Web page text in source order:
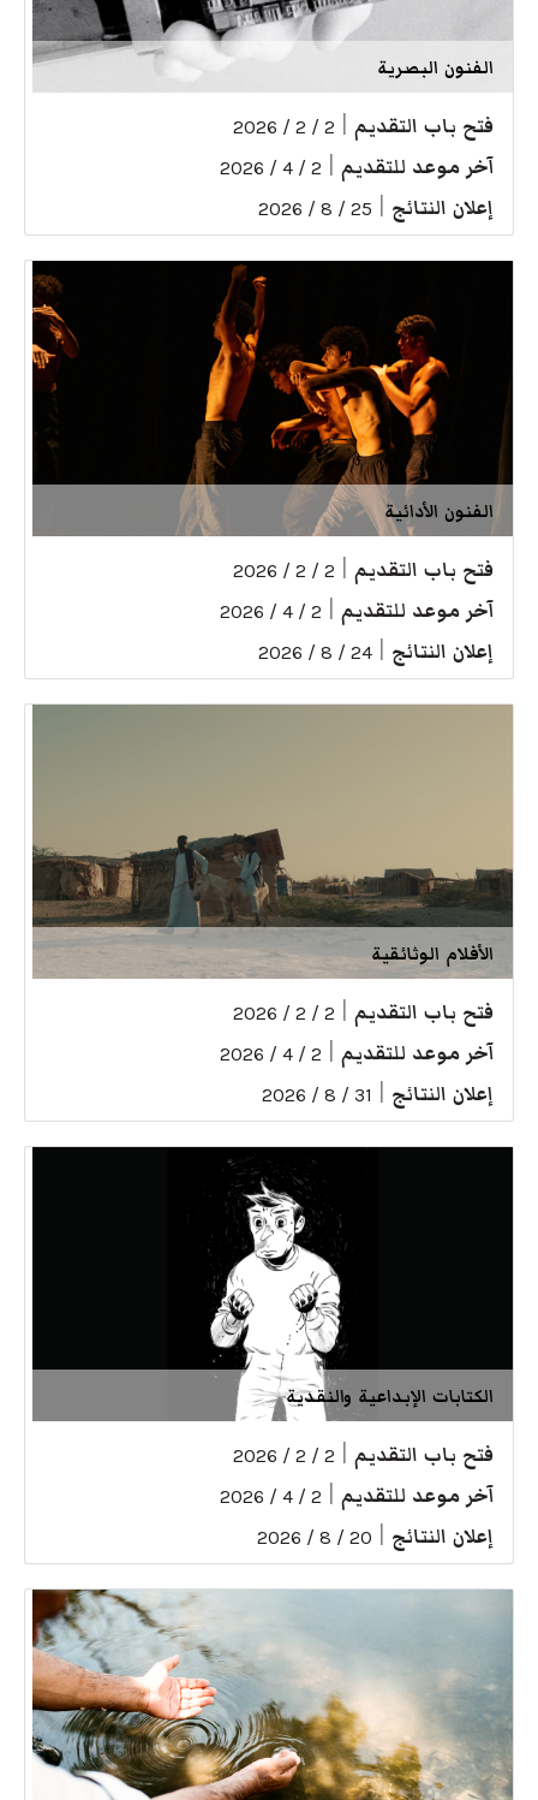
الفنون البصرية
فتح باب التقديم 2 / 2 / 2026
آخر موعد للتقديم 2 / 4 / 2026
إعلان النتائج 25 / 8 / 2026
الفنون الأدائية
فتح باب التقديم 2 / 2 / 2026
آخر موعد للتقديم 2 / 4 / 2026
إعلان النتائج 24 / 8 / 2026
الأفلام الوثائقية
فتح باب التقديم 2 / 2 / 2026
آخر موعد للتقديم 2 / 4 / 2026
إعلان النتائج 31 / 8 / 2026
الكتابات الإبداعية والنقدية
فتح باب التقديم 2 / 2 / 2026
آخر موعد للتقديم 2 / 4 / 2026
إعلان النتائج 20 / 8 / 2026